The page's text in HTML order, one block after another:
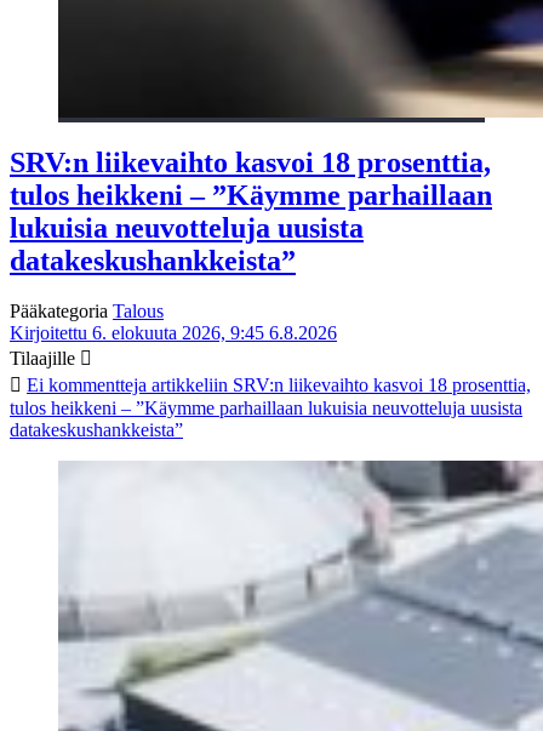
SRV:n liikevaihto kasvoi 18 prosenttia,
tulos heikkeni – ”Käymme parhaillaan
lukuisia neuvotteluja uusista
datakeskushankkeista”
Pääkategoria Talous
Kirjoitettu 6. elokuuta 2026, 9:45 6.8.2026
Tilaajille
Ei kommentteja artikkeliin SRV:n liikevaihto kasvoi 18 prosenttia,
tulos heikkeni – ”Käymme parhaillaan lukuisia neuvotteluja uusista
datakeskushankkeista”